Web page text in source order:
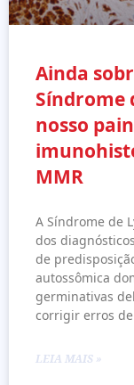
Ainda
Síndrome
nosso
MMR
A Síndrome de
dos
de
autossômica
germinativas
corrigir erros
LEIA MAIS »